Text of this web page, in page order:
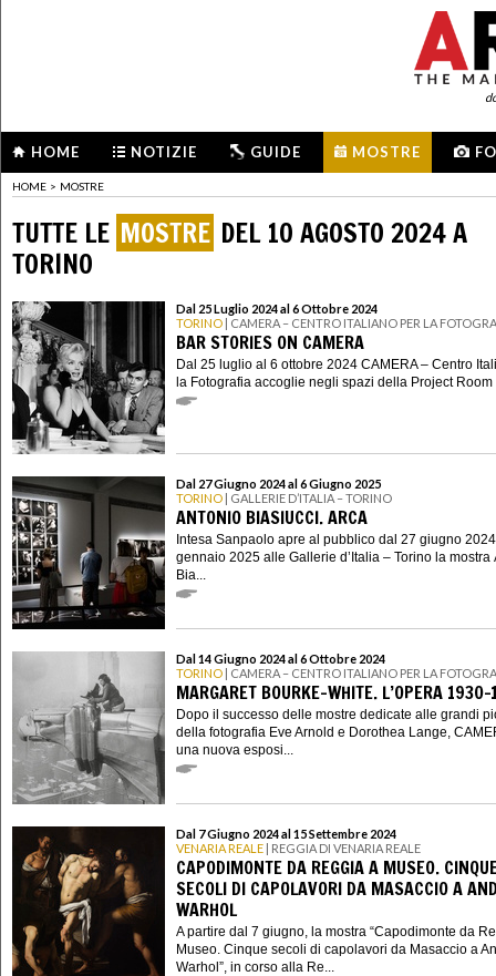
HOME NOTIZIE GUIDE MOSTRE
HOME > MOSTRE
TUTTE LE MOSTRE DEL 10 AGOSTO 2024 A
TORINO
Dal 25 Luglio 2024 al 6 Ottobre 2024
TORINO | CAMERA – CENTRO ITALIANO PER LA
BAR STORIES ON CAMERA
Dal 25 luglio al 6 ottobre 2024 CAMERA – Centro
la Fotografia accoglie negli spazi della Project Room
Dal 27 Giugno 2024 al 6 Giugno 2025
TORINO | GALLERIE D’ITALIA – TORINO
ANTONIO BIASIUCCI. ARCA
Intesa Sanpaolo apre al pubblico dal 27 giugno
gennaio 2025 alle Gallerie d’Italia – Torino la mostra
Bia...
Dal 14 Giugno 2024 al 6 Ottobre 2024
TORINO | CAMERA – CENTRO ITALIANO PER LA
MARGARET BOURKE-WHITE. L’OPERA
Dopo il successo delle mostre dedicate alle grandi
della fotografia Eve Arnold e Dorothea Lange,
una nuova esposi...
Dal 7 Giugno 2024 al 15 Settembre 2024
VENARIA REALE | REGGIA DI VENARIA REALE
CAPODIMONTE DA REGGIA A MUSEO.
SECOLI DI CAPOLAVORI DA MASACCIO A
WARHOL
A partire dal 7 giugno, la mostra “Capodimonte da
Museo. Cinque secoli di capolavori da Masaccio a
Warhol”, in corso alla Re...